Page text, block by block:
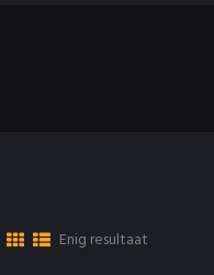
Enig resultaat